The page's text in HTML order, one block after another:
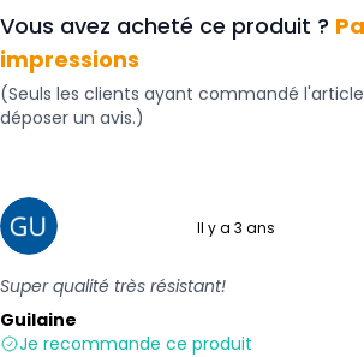
Vous avez acheté ce produit ?
impressions
(Seuls les clients ayant commandé
déposer un avis.)
Il y a 3 ans
Super qualité très résistant!
Guilaine
Je recommande ce produit